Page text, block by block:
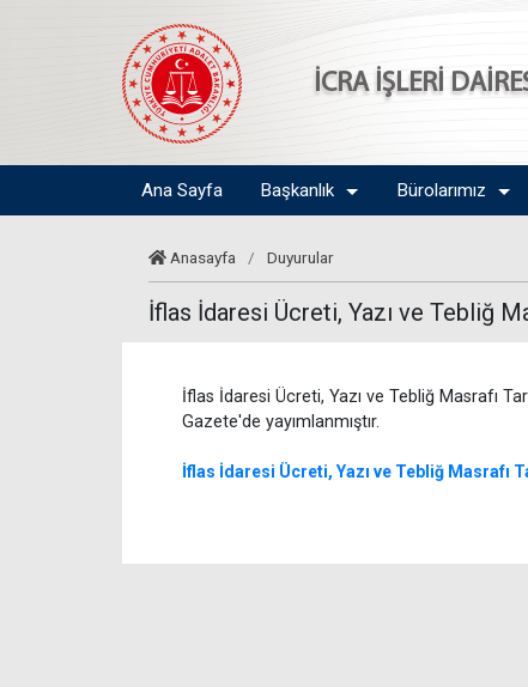
İCRA İŞLERİ
Ana Sayfa Başkanlık Bürolarımız
Anasayfa / Duyurular
İflas İdaresi Ücreti, Yazı ve Tebliğ
İflas İdaresi Ücreti, Yazı ve Tebliğ Masrafı
Gazete'de yayımlanmıştır.
İflas İdaresi Ücreti, Yazı ve Tebliğ Masrafı